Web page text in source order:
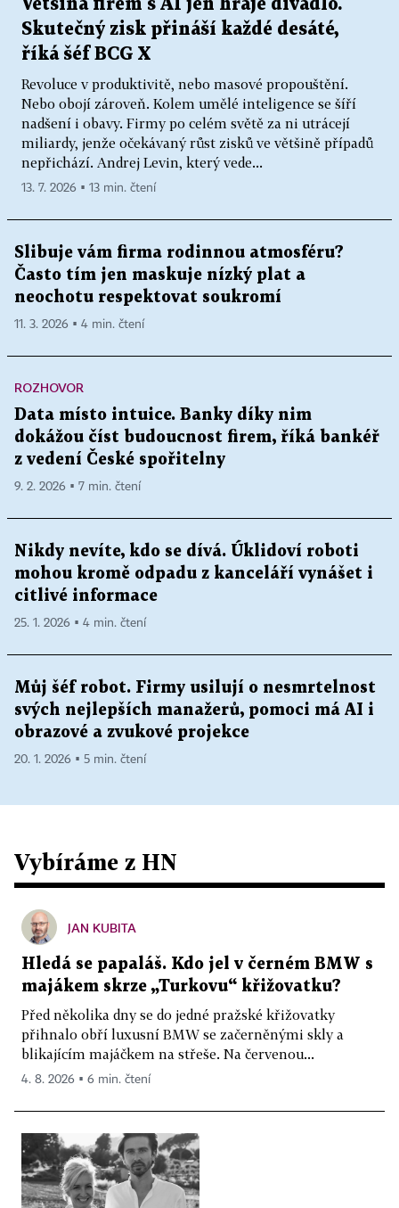
Většina firem s AI jen hraje divadlo.
Skutečný zisk přináší každé desáté,
říká šéf BCG X
Revoluce v produktivitě, nebo masové propouštění.
Nebo obojí zároveň. Kolem umělé inteligence se šíří
nadšení i obavy. Firmy po celém světě za ni utrácejí
miliardy, jenže očekávaný růst zisků ve většině případů
nepřichází. Andrej Levin, který vede...
13. 7. 2026 ▪ 13 min. čtení
Slibuje vám firma rodinnou atmosféru?
Často tím jen maskuje nízký plat a
neochotu respektovat soukromí
11. 3. 2026 ▪ 4 min. čtení
ROZHOVOR
Data místo intuice. Banky díky nim
dokážou číst budoucnost firem, říká bankéř
z vedení České spořitelny
9. 2. 2026 ▪ 7 min. čtení
Nikdy nevíte, kdo se dívá. Úklidoví roboti
mohou kromě odpadu z kanceláří vynášet i
citlivé informace
25. 1. 2026 ▪ 4 min. čtení
Můj šéf robot. Firmy usilují o nesmrtelnost
svých nejlepších manažerů, pomoci má AI i
obrazové a zvukové projekce
20. 1. 2026 ▪ 5 min. čtení
Vybíráme z HN
JAN KUBITA
Hledá se papaláš. Kdo jel v černém BMW s
majákem skrze „Turkovu“ křižovatku?
Před několika dny se do jedné pražské křižovatky
přihnalo obří luxusní BMW se začerněnými skly a
blikajícím majáčkem na střeše. Na červenou...
4. 8. 2026 ▪ 6 min. čtení